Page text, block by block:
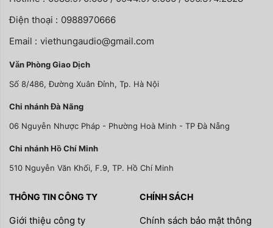
Điện thoại : 0988970666
Email : viethungaudio@gmail.com
Văn Phòng Giao Dịch
Số 8/486, Đường Xuân Đỉnh, Tp. Hà Nội
Chi nhánh Đà Nãng
06 Nguyễn Nhược Pháp - Phường Hoà Minh - TP Đà Nẵng
Chi nhánh Hồ Chí Minh
510 Nguyễn Văn Khối, F.9, TP. Hồ Chí Minh
THÔNG TIN CÔNG TY
Giới thiệu công ty
CHÍNH SÁCH
Chính sách bảo mật thông